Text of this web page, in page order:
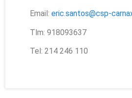
Email: eric.santos@csp-
Tlm: 918093637
Tel: 214 246 110